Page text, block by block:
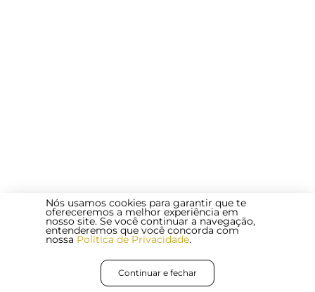
Nós usamos cookies para garantir que te
ofereceremos a melhor experiência em
nosso site. Se você continuar a navegação,
entenderemos que você concorda com
nossa Política de Privacidade.
Continuar e fechar